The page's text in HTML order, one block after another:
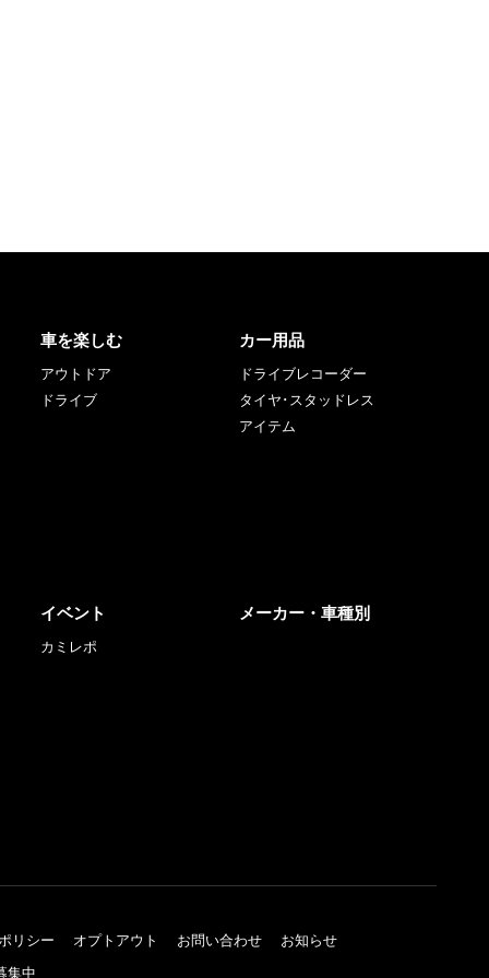
車を楽しむ
アウトドア
ドライブ
カー用品
ドライブレコーダー
タイヤ･スタッドレス
アイテム
イベント
カミレポ
メーカー・車種別
リシー オプトアウト お問い合わせ
お知らせ
集中